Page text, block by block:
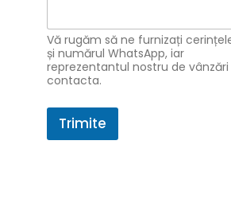
m
e
e
-
m
i
Vă rugăm să ne furnizați
și numărul WhatsApp, iar
reprezentantul nostru de vânzări
contacta.
Trimite